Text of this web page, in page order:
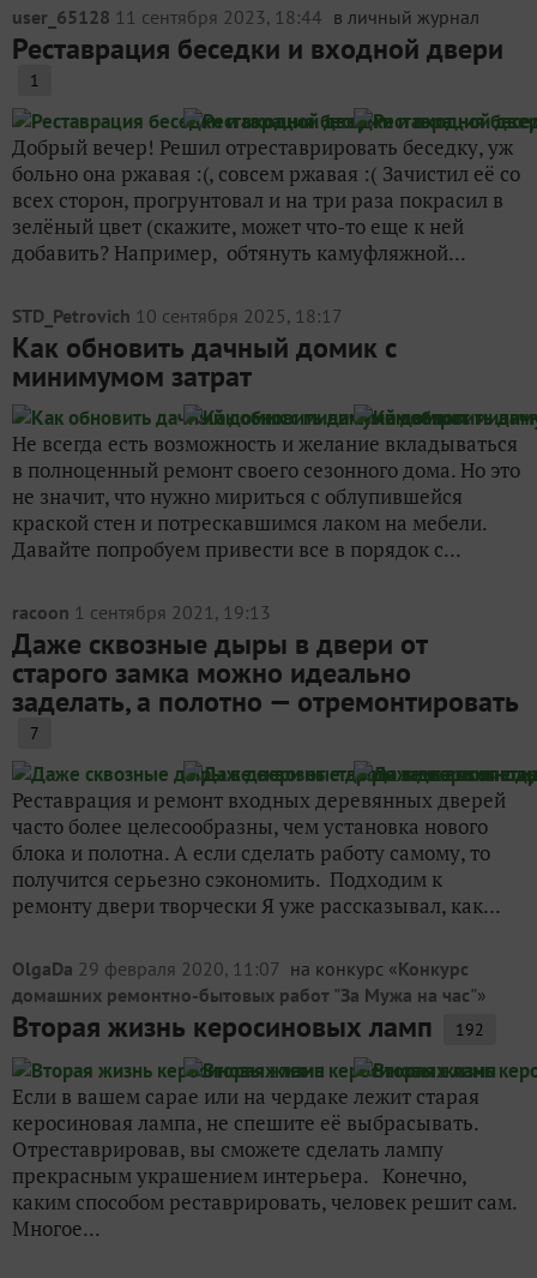
user_65128 11 сентября 2023, 18:44 в личный журнал
Реставрация беседки и входной двери
1
Добрый вечер! Решил отреставрировать беседку, уж
больно она ржавая :(, совсем ржавая :( Зачистил её со
всех сторон, прогрунтовал и на три раза покрасил в
зелёный цвет (скажите, может что-то еще к ней
добавить? Например, обтянуть камуфляжной...
STD_Petrovich 10 сентября 2025, 18:17
Как обновить дачный домик с
минимумом затрат
Не всегда есть возможность и желание вкладываться
в полноценный ремонт своего сезонного дома. Но это
не значит, что нужно мириться с облупившейся
краской стен и потрескавшимся лаком на мебели.
Давайте попробуем привести все в порядок с...
racoon 1 сентября 2021, 19:13
Даже сквозные дыры в двери от
старого замка можно идеально
заделать, а полотно — отремонтировать
7
Реставрация и ремонт входных деревянных дверей
часто более целесообразны, чем установка нового
блока и полотна. А если сделать работу самому, то
получится серьезно сэкономить. Подходим к
ремонту двери творчески Я уже рассказывал, как...
OlgaDa 29 февраля 2020, 11:07 на конкурс «Конкурс
домашних ремонтно-бытовых работ "За Мужа на час"»
Вторая жизнь керосиновых ламп 192
Если в вашем сарае или на чердаке лежит старая
керосиновая лампа, не спешите её выбрасывать.
Отреставрировав, вы сможете сделать лампу
прекрасным украшением интерьера. Конечно,
каким способом реставрировать, человек решит сам.
Многое...